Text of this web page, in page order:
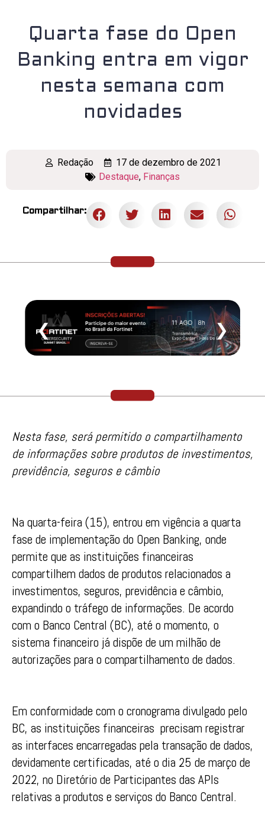
Quarta fase do Open
Banking entra em vigor
nesta semana com
novidades
Redação
17 de dezembro de 2021
Destaque, Finanças
Compartilhar:
❮ ❯
Nesta fase, será permitido o compartilhamento
de informações sobre produtos de investimentos,
previdência, seguros e câmbio
Na quarta-feira (15), entrou em vigência a quarta
fase de implementação do Open Banking, onde
permite que as instituições financeiras
compartilhem dados de produtos relacionados a
investimentos, seguros, previdência e câmbio,
expandindo o tráfego de informações. De acordo
com o Banco Central (BC), até o momento, o
sistema financeiro já dispõe de um milhão de
autorizações para o compartilhamento de dados.
Em conformidade com o cronograma divulgado pelo
BC, as instituições financeiras precisam registrar
as interfaces encarregadas pela transação de dados,
devidamente certificadas, até o dia 25 de março de
2022, no Diretório de Participantes das APIs
relativas a produtos e serviços do Banco Central.